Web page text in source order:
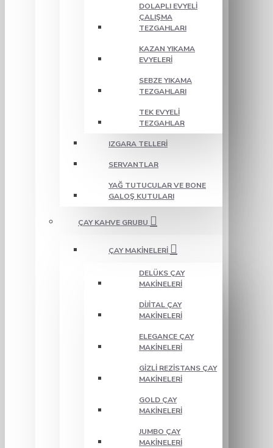
DOLAPLI EVYELI
ÇALIŞMA
TEZGAHLARI
KAZAN YIKAMA
EVYELERI
SEBZE YIKAMA
TEZGAHLARI
TEK EVYELI
TEZGAHLAR
IZGARA TELLERI
SERVANTLAR
YAĞ TUTUCULAR VE BONE
GALOŞ KUTULARI
ÇAY KAHVE GRUBU
ÇAY MAKINELERI
DELÜKS ÇAY
MAKINELERI
DIJITAL ÇAY
MAKINELERI
ELEGANCE ÇAY
MAKINELERI
GIZLI REZISTANS ÇAY
MAKINELERI
GOLD ÇAY
MAKINELERI
JUMBO ÇAY
MAKINELERI